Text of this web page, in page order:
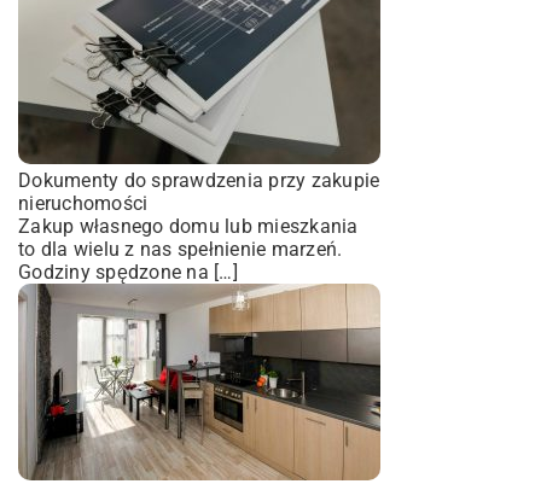
Dokumenty do sprawdzenia przy zakupie
nieruchomości
Zakup własnego domu lub mieszkania
to dla wielu z nas spełnienie marzeń.
Godziny spędzone na […]